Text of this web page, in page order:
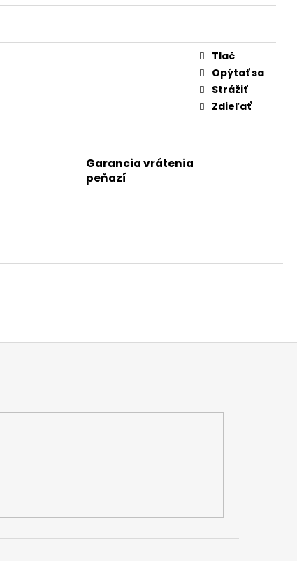
Tlač
Opýtať sa
Strážiť
Zdieľať
Garancia vrátenia
peňazí